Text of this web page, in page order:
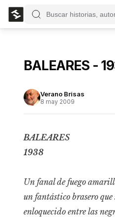
BALEARES -
Verano Brisas
8 may 2009
BALEARES
1938
Un fanal de fuego
un fantástico brasero que
enloquecido entre las